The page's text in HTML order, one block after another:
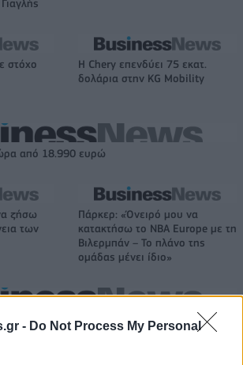
- Do Not Process My Personal
στόχο
Η Chery επενδύει 75 εκατ.
δολάρια στην KG Mobility
από 18.990 ευρώ
ζήσω
των
Πάρκερ: «Όνειρό μου να
κατακτήσω το ΝΒΑ Europe με τη
Βιλερμπάν – Το πλάνο της
ομάδας μένει ίδιο»
393 εκατ. ευρώ στο α' εξάμηνο – Στα 734